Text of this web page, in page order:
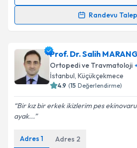
Randevu
takvim hazırlandığında e-posta
E-posta Adresiniz
kapsamda işlenmesini kabul
Prof. Dr. Salih
Ortopedi ve Travmatoloji
İstanbul, Küçükçekmece
4.9 (15 Değerlendirme)
Bir kız bir erkek ikizlerim pes
ayak...
Adres 1 Adres 2